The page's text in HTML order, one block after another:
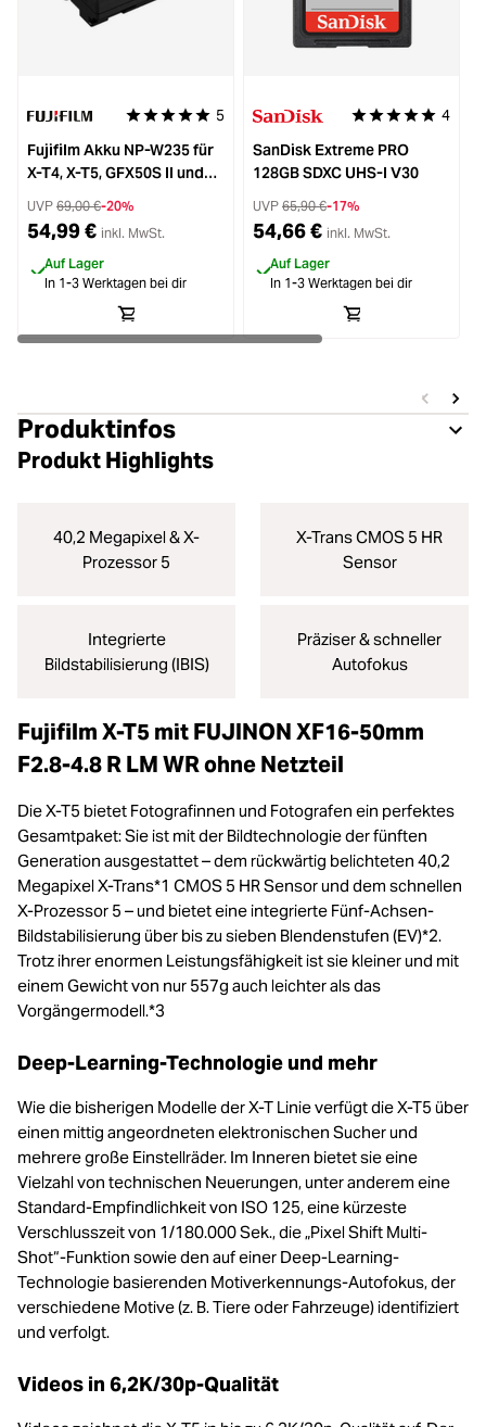
Durchschnittliche Bewertung von 5 von 5 Sternen
5
Fujifilm Akku NP-W235 für
X-T4, X-T5, GFX50S II und
GFX100S
UVP 69,00 €-20%
54,99 € inkl. MwSt.
Auf Lager
In 1-3 Werktagen bei dir
Durchschnittliche
4
SanDisk Extreme PRO
128GB SDXC UHS-I V30
UVP 65,90 €-17%
54,66 € inkl. MwSt.
Auf Lager
In 1-3 Werktagen bei dir
Produktinfos
Produkt Highlights
40,2 Megapixel & X-
Prozessor 5
X-Trans CMOS 5 HR
Sensor
Integrierte
Bildstabilisierung (IBIS)
Präziser & schneller
Autofokus
Fujifilm X-T5 mit FUJINON XF16-50mm
F2.8-4.8 R LM WR ohne Netzteil
Die X-T5 bietet Fotografinnen und Fotografen ein perfektes
Gesamtpaket: Sie ist mit der Bildtechnologie der fünften
Generation ausgestattet – dem rückwärtig belichteten 40,2
Megapixel X-Trans*1 CMOS 5 HR Sensor und dem schnellen
X-Prozessor 5 – und bietet eine integrierte Fünf-Achsen-
Bildstabilisierung über bis zu sieben Blendenstufen (EV)*2.
Trotz ihrer enormen Leistungsfähigkeit ist sie kleiner und mit
einem Gewicht von nur 557g auch leichter als das
Vorgängermodell.*3
Deep-Learning-Technologie und mehr
Wie die bisherigen Modelle der X-T Linie verfügt die X-T5 über
einen mittig angeordneten elektronischen Sucher und
mehrere große Einstellräder. Im Inneren bietet sie eine
Vielzahl von technischen Neuerungen, unter anderem eine
Standard-Empfindlichkeit von ISO 125, eine kürzeste
Verschlusszeit von 1/180.000 Sek., die „Pixel Shift Multi-
Shot“-Funktion sowie den auf einer Deep-Learning-
Technologie basierenden Motiverkennungs-Autofokus, der
verschiedene Motive (z. B. Tiere oder Fahrzeuge) identifiziert
und verfolgt.
Videos in 6,2K/30p-Qualität